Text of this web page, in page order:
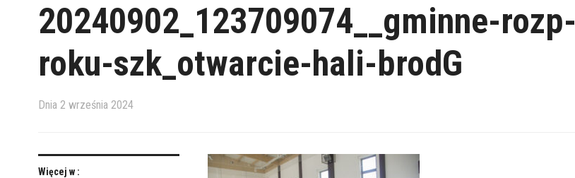
20240902_123709074__gminne-rozp-
roku-szk_otwarcie-hali-brodG
Dnia 2 września 2024
Więcej w :